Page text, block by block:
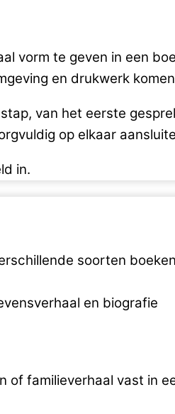
vorm te geven in een
en drukwerk
van het eerste
op elkaar
soorten
of familieverhaal vast in